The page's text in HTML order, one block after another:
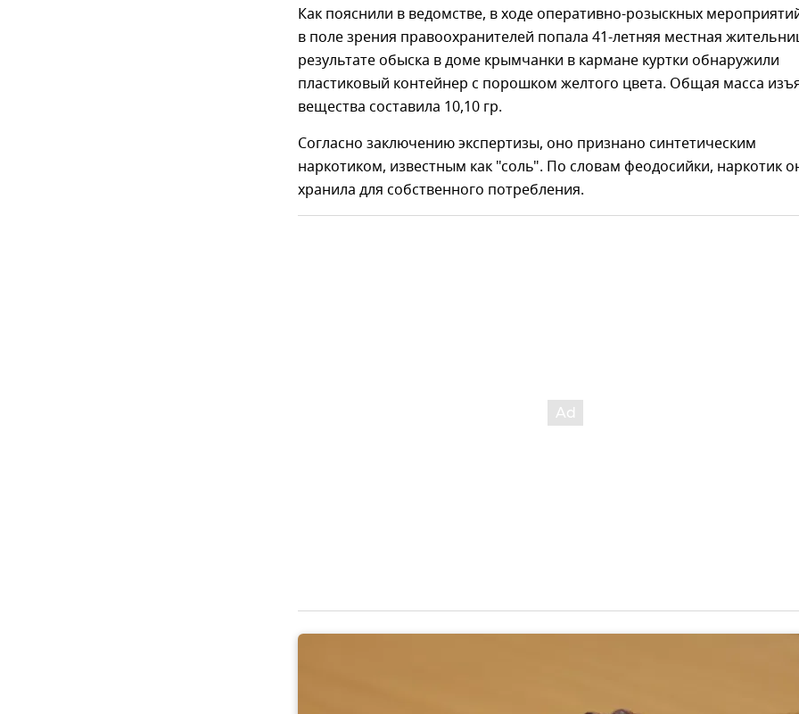
Как пояснили в ведомстве, в ходе оперативно-розыскных
в поле зрения правоохранителей попала 41-летняя местная
результате обыска в доме крымчанки в кармане куртки обнаружили
пластиковый контейнер с порошком желтого цвета. Общая масса
вещества составила 10,10 гр.
Согласно заключению экспертизы, оно признано синтетическим
наркотиком, известным как "соль". По словам феодосийки, наркотик
хранила для собственного потребления.